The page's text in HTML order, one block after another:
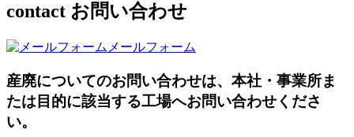
contact お問い合わせ
メールフォーム
産廃についてのお問い合わせは、本社・事業所ま
たは目的に該当する工場へお問い合わせくださ
い。